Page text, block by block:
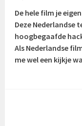
De hele film je
Deze Nederlandse
hoogbegaafde
Als Nederlandse
me wel een kijkje